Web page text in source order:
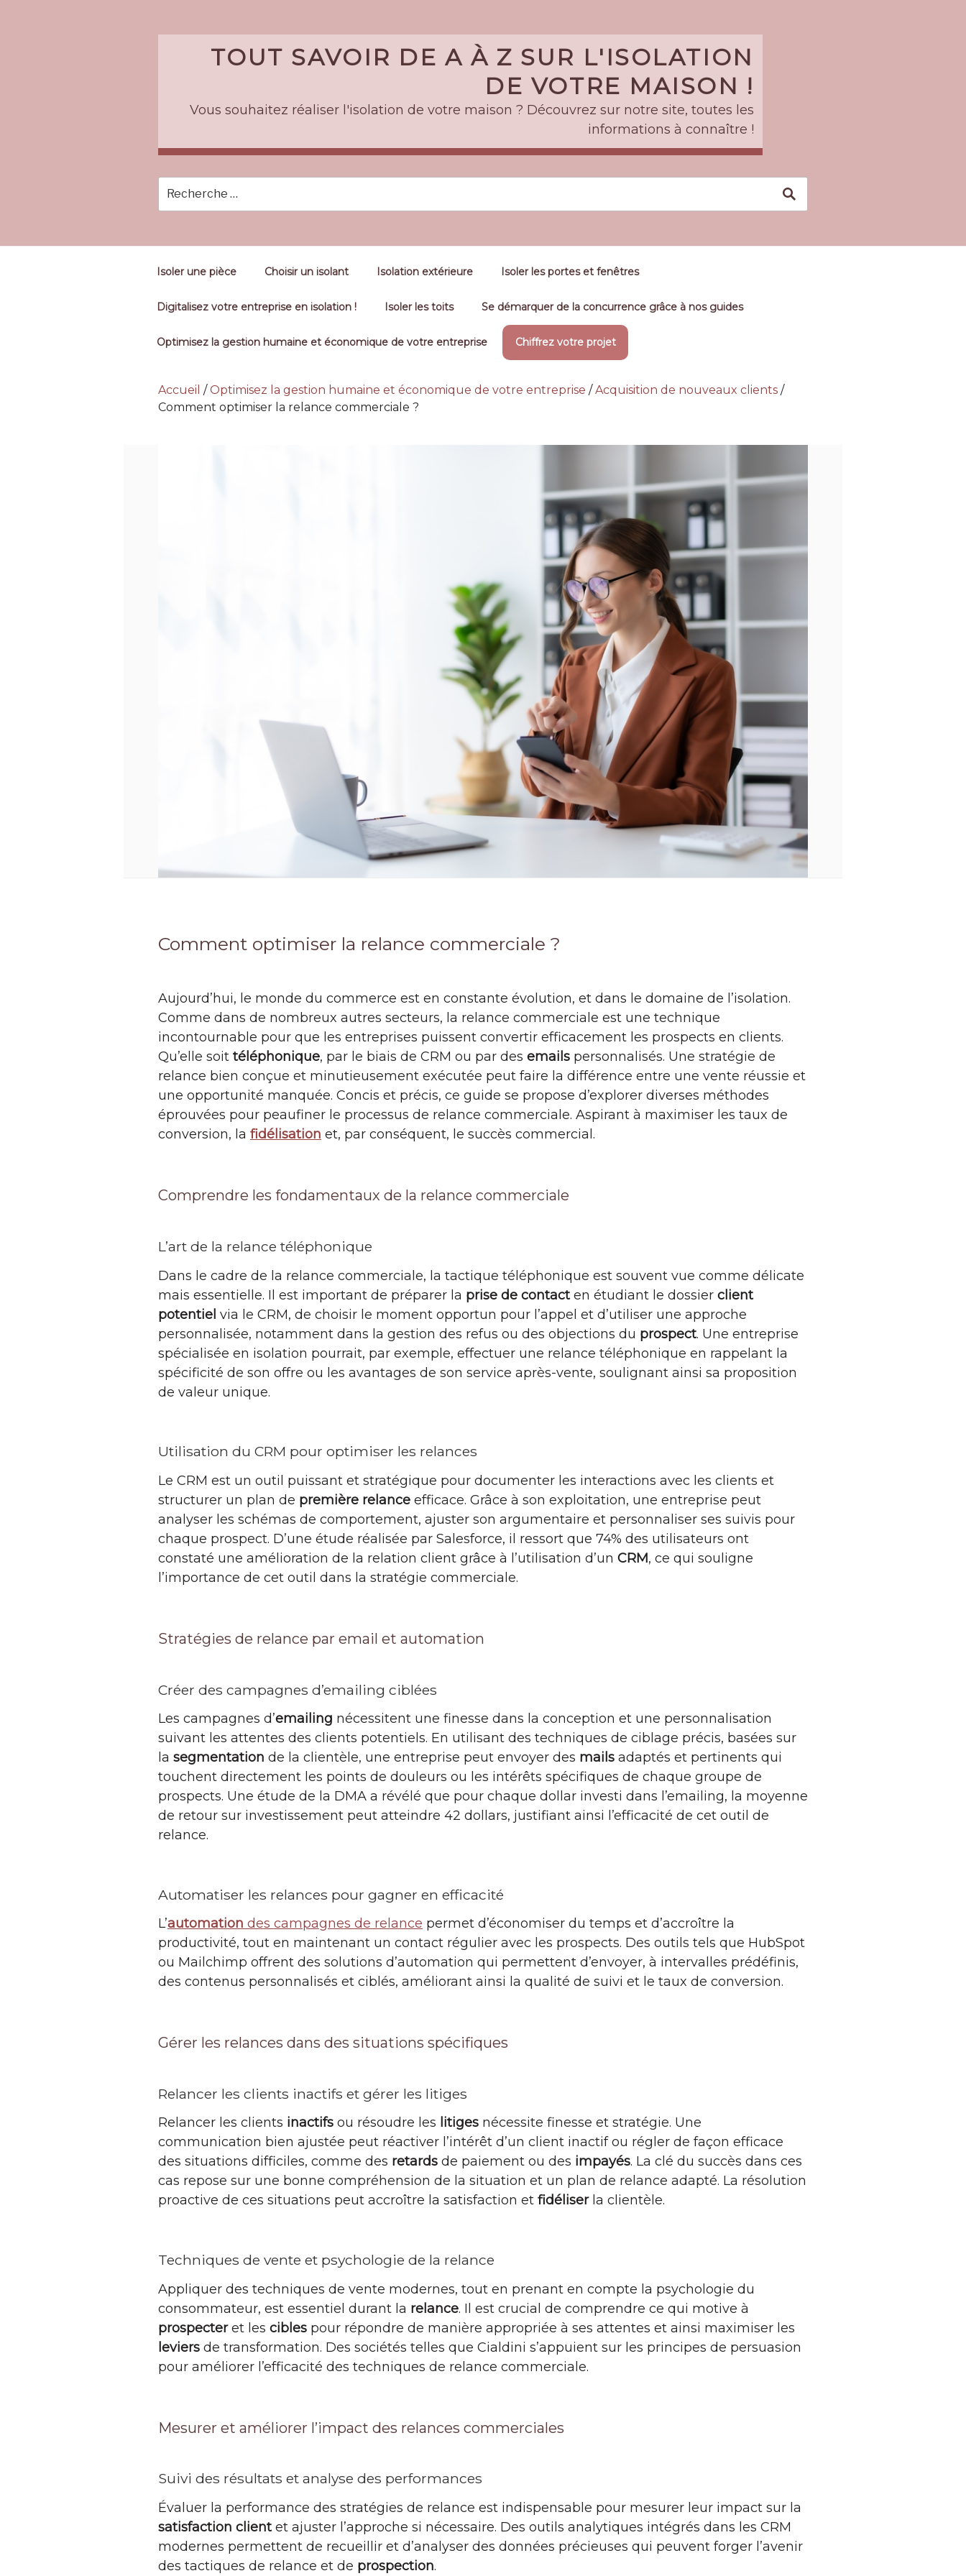
TOUT SAVOIR DE A À Z SUR L'ISOLATION
DE VOTRE MAISON !
Vous souhaitez réaliser l'isolation de votre maison ? Découvrez sur notre site, toutes les
informations à connaître !
Isoler une pièce Choisir un isolant Isolation extérieure Isoler les portes et fenêtres
Digitalisez votre entreprise en isolation ! Isoler les toits Se démarquer de la concurrence grâce à nos guides
Optimisez la gestion humaine et économique de votre entreprise Chiffrez votre projet
Accueil / Optimisez la gestion humaine et économique de votre entreprise / Acquisition de nouveaux clients /
Comment optimiser la relance commerciale ?
Comment optimiser la relance commerciale ?
Aujourd’hui, le monde du commerce est en constante évolution, et dans le domaine de l’isolation.
Comme dans de nombreux autres secteurs, la relance commerciale est une technique
incontournable pour que les entreprises puissent convertir efficacement les prospects en clients.
Qu’elle soit téléphonique, par le biais de CRM ou par des emails personnalisés. Une stratégie de
relance bien conçue et minutieusement exécutée peut faire la différence entre une vente réussie et
une opportunité manquée. Concis et précis, ce guide se propose d’explorer diverses méthodes
éprouvées pour peaufiner le processus de relance commerciale. Aspirant à maximiser les taux de
conversion, la fidélisation et, par conséquent, le succès commercial.
Comprendre les fondamentaux de la relance commerciale
L’art de la relance téléphonique
Dans le cadre de la relance commerciale, la tactique téléphonique est souvent vue comme délicate
mais essentielle. Il est important de préparer la prise de contacten étudiant le dossier client
potentiel via le CRM, de choisir le moment opportun pour l’appel et d’utiliser une approche
personnalisée, notamment dans la gestion des refus ou des objections du prospect. Une entreprise
spécialisée en isolation pourrait, par exemple, effectuer une relance téléphonique en rappelant la
spécificité de son offre ou les avantages de son service après-vente, soulignant ainsi sa proposition
de valeur unique.
Utilisation du CRM pour optimiser les relances
Le CRM est un outil puissant et stratégique pour documenter les interactions avec les clients et
structurer un plan de première relance efficace. Grâce à son exploitation, une entreprise peut
analyser les schémas de comportement, ajuster son argumentaire et personnaliser ses suivis pour
chaque prospect. D’une étude réalisée par Salesforce, il ressort que 74% des utilisateurs ont
constaté une amélioration de la relation client grâce à l’utilisation d’un CRM, ce qui souligne
l’importance de cet outil dans la stratégie commerciale.
Stratégies de relance par email et automation
Créer des campagnes d’emailing ciblées
Les campagnes d’emailing nécessitent une finesse dans la conception et une personnalisation
suivant les attentes des clients potentiels. En utilisant des techniques de ciblage précis, basées sur
la segmentation de la clientèle, une entreprise peut envoyer des mails adaptés et pertinents qui
touchent directement les points de douleurs ou les intérêts spécifiques de chaque groupe de
prospects. Une étude de la DMA a révélé que pour chaque dollar investi dans l’emailing, la moyenne
de retour sur investissement peut atteindre 42 dollars, justifiant ainsi l’efficacité de cet outil de
relance.
Automatiser les relances pour gagner en efficacité
L’automation des campagnes de relance permet d’économiser du temps et d’accroître la
productivité, tout en maintenant un contact régulier avec les prospects. Des outils tels que HubSpot
ou Mailchimp offrent des solutions d’automation qui permettent d’envoyer, à intervalles prédéfinis,
des contenus personnalisés et ciblés, améliorant ainsi la qualité de suivi et le taux de conversion.
Gérer les relances dans des situations spécifiques
Relancer les clients inactifs et gérer les litiges
Relancer les clients inactifs ou résoudre les litiges nécessite finesse et stratégie. Une
communication bien ajustée peut réactiver l’intérêt d’un client inactif ou régler de façon efficace
des situations difficiles, comme des retards de paiement ou des impayés. La clé du succès dans ces
cas repose sur une bonne compréhension de la situation et un plan de relance adapté. La résolution
proactive de ces situations peut accroître la satisfaction et fidéliserla clientèle.
Techniques de vente et psychologie de la relance
Appliquer des techniques de vente modernes, tout en prenant en compte la psychologie du
consommateur, est essentiel durant la relance. Il est crucial de comprendre ce qui motive à
prospecteret les cibles pour répondre de manière appropriée à ses attentes et ainsi maximiser les
leviers de transformation. Des sociétés telles que Cialdini s’appuient sur les principes de persuasion
pour améliorer l’efficacité des techniques de relance commerciale.
Mesurer et améliorer l’impact des relances commerciales
Suivi des résultats et analyse des performances
Évaluer la performance des stratégies de relance est indispensable pour mesurer leur impact sur la
satisfaction clientet ajuster l’approche si nécessaire. Des outils analytiques intégrés dans les CRM
modernes permettent de recueillir et d’analyser des données précieuses qui peuvent forger l’avenir
des tactiques de relance et de prospection.